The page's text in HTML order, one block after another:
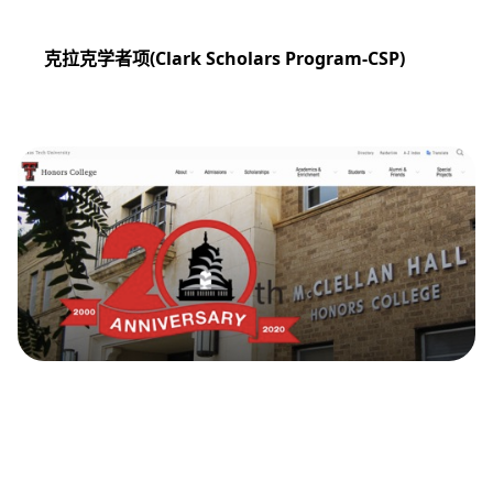
克拉克学者项(Clark Scholars Program-CSP)